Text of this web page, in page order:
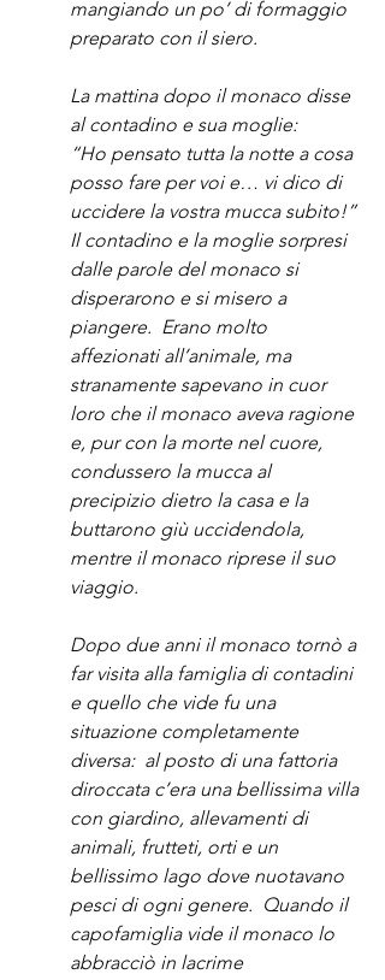
mangiando un po’ di formaggio
preparato con il siero.
La mattina dopo il monaco disse
al contadino e sua moglie:
“Ho pensato tutta la notte a cosa
posso fare per voi e… vi dico di
uccidere la vostra mucca subito!”
Il contadino e la moglie sorpresi
dalle parole del monaco si
disperarono e si misero a
piangere.  Erano molto
affezionati all’animale, ma
stranamente sapevano in cuor
loro che il monaco aveva ragione
e, pur con la morte nel cuore,
condussero la mucca al
precipizio dietro la casa e la
buttarono giù uccidendola,
mentre il monaco riprese il suo
viaggio.
Dopo due anni il monaco tornò a
far visita alla famiglia di contadini
e quello che vide fu una
situazione completamente
diversa:  al posto di una fattoria
diroccata c’era una bellissima villa
con giardino, allevamenti di
animali, frutteti, orti e un
bellissimo lago dove nuotavano
pesci di ogni genere.  Quando il
capofamiglia vide il monaco lo
abbracciò in lacrime